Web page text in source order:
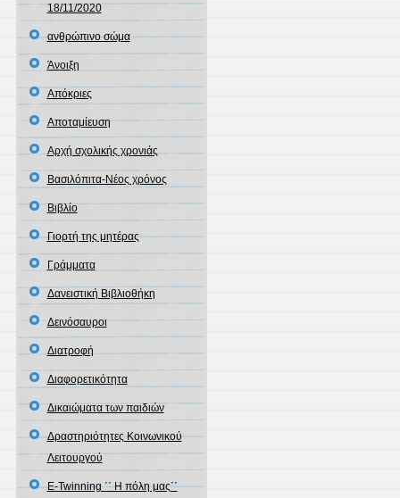
18/11/2020
ανθρώπινο σώμα
Άνοιξη
Απόκριες
Αποταμίευση
Αρχή σχολικής χρονιάς
Βασιλόπιτα-Νέος χρόνος
Βιβλίο
Γιορτή της μητέρας
Γράμματα
Δανειστική Βιβλιοθήκη
Δεινόσαυροι
Διατροφή
Διαφορετικότητα
Δικαιώματα των παιδιών
Δραστηριότητες Κοινωνικού
Λειτουργού
Ε-Twinning ΄΄ Η πόλη μας΄΄